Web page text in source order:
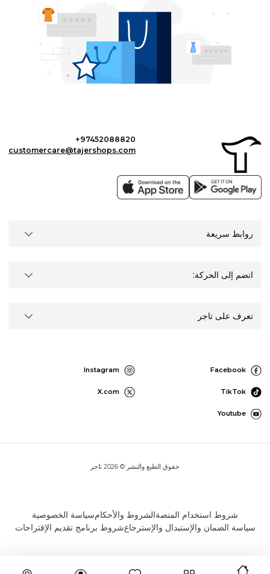
+97452088820
customercare@tajershops.com
روابط سريعة
انضم إلى الحركة:
تعرف على تاجر
Facebook
Instagram
TikTok
X.com
Youtube
حقوق الطبع والنشر © 2026 تاجر
شروط استخدام المنصةالشروط والأحكامسياسة الخصوصية
سياسة الضمان والإستبدال والإسترجاعشروط برنامج تقديم الإقتراحات